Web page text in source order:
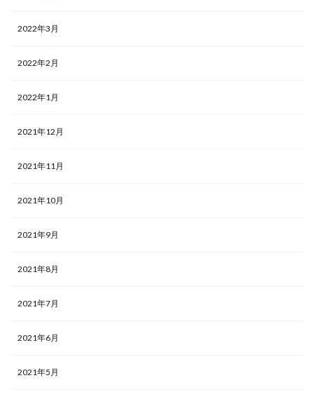
2022年3月
2022年2月
2022年1月
2021年12月
2021年11月
2021年10月
2021年9月
2021年8月
2021年7月
2021年6月
2021年5月